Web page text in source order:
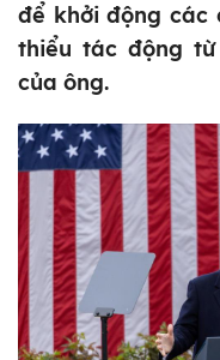
để khởi động các
thiểu tác động
của ông.